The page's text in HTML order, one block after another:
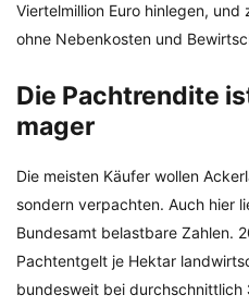
Viertelmillion Euro hinlegen,
ohne Nebenkosten und
Die Pachtrendite
mager
Die meisten Käufer wollen
sondern verpachten. Auch hier
Bundesamt belastbare Zahlen.
Pachtentgelt je Hektar
bundesweit bei durchschnittlich